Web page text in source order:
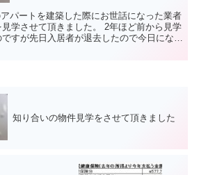
パートを建築した際にお世話になった業者
学させて頂きました。 2年ほど前から見学
すが先日入居者が退去したので今日になり
知り合いの物件見学をさせて頂きました